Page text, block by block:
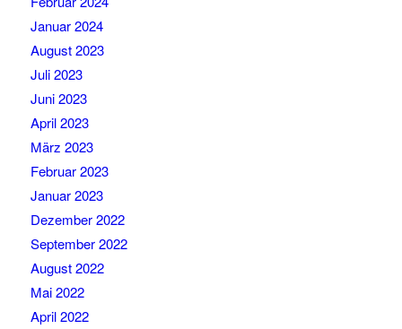
Januar 2024
August 2023
Juli 2023
Juni 2023
April 2023
März 2023
Februar 2023
Januar 2023
Dezember 2022
September 2022
August 2022
Mai 2022
April 2022